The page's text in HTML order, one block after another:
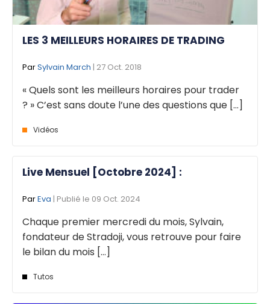
LES 3 MEILLEURS HORAIRES DE TRADING
ParSylvain March | 27 Oct. 2018
« Quels sont les meilleurs horaires pour trader
? » C’est sans doute l’une des questions que [...]
Vidéos
Live Mensuel [Octobre 2024] :
ParEva | Publié le 09 Oct. 2024
Chaque premier mercredi du mois, Sylvain,
fondateur de Stradoji, vous retrouve pour faire
le bilan du mois [...]
Tutos